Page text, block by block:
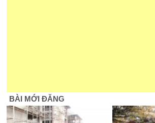
BÀI MỚI ĐĂNG